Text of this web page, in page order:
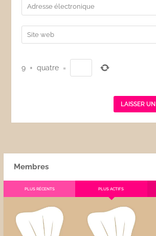
9 + quatre =
Membres
PLUS RÉCENTS PLUS ACTIFS